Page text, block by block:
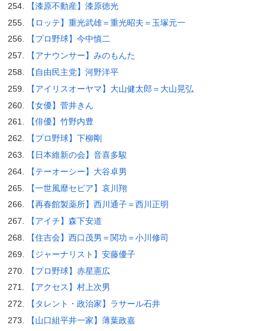
【漆原不動産】漆原徳光
【ロッテ】重光武雄＝重光昭夫＝玉塚元一
【プロ野球】今中慎二
【アナウンサー】みのもんた
【自由民主党】河野洋平
【アイリスオーヤマ】大山健太郎＝大山晃弘
【女優】菅井きん
【俳優】竹野内豊
【プロ野球】下柳剛
【日本維新の会】音喜多駿
【テーオーシー】大谷卓男
【一世風靡セピア】哀川翔
【再春館製薬所】西川通子＝西川正明
【アイチ】森下安道
【住吉会】西口茂男＝関功＝小川修司
【ジャーナリスト】安藤優子
【プロ野球】赤星憲広
【アクセス】村上次男
【タレント・政治家】ラサール石井
【山口組平井一家】薄葉政嘉